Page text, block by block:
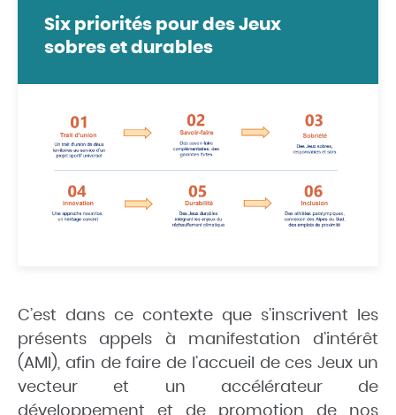
Six priorités pour des Jeux
sobres et durables
C’est dans ce contexte que s’inscrivent les
présents appels à manifestation d’intérêt
(AMI), afin de faire de l’accueil de ces Jeux un
vecteur et un accélérateur de
développement et de promotion de nos